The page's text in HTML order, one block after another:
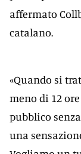
affermato
catalano.
«Quando si
meno di 12
pubblico
una